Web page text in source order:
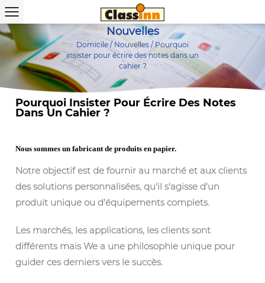
Nouvelles
Domicile / Nouvelles /Pourquoi
insister pour écrire des notes dans un
cahier ?
Pourquoi Insister Pour Écrire Des Notes
Dans Un Cahier ?
Nous sommes un fabricant de produits en papier.
Notre objectif est de fournir au marché et aux clients
des solutions personnalisées, qu'il s'agisse d'un
produit unique ou d'équipements complets.
Les marchés, les applications, les clients sont
différents mais We a une philosophie unique pour
guider ces derniers vers le succès.